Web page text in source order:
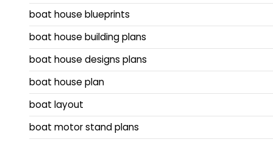
boat house blueprints
boat house building plans
boat house designs plans
boat house plan
boat layout
boat motor stand plans